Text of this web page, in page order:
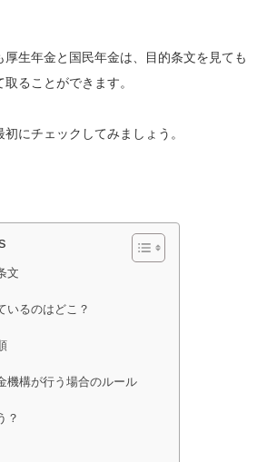
厚生年金と国民年金は、目的条文を見ても
ることができます。
にチェックしてみましょう。
文
いるのはどこ？
機構が行う場合のルール
？